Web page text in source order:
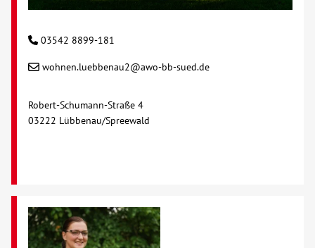
03542 8899-181
wohnen.luebbenau2@awo-bb-sued.de
Robert-Schumann-Straße 4
03222 Lübbenau/Spreewald